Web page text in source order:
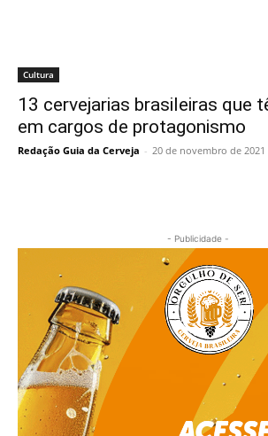
Cultura
13 cervejarias brasileiras que
em cargos de protagonismo
Redação Guia da Cerveja - 20 de novembro de 2021
- Publicidade -